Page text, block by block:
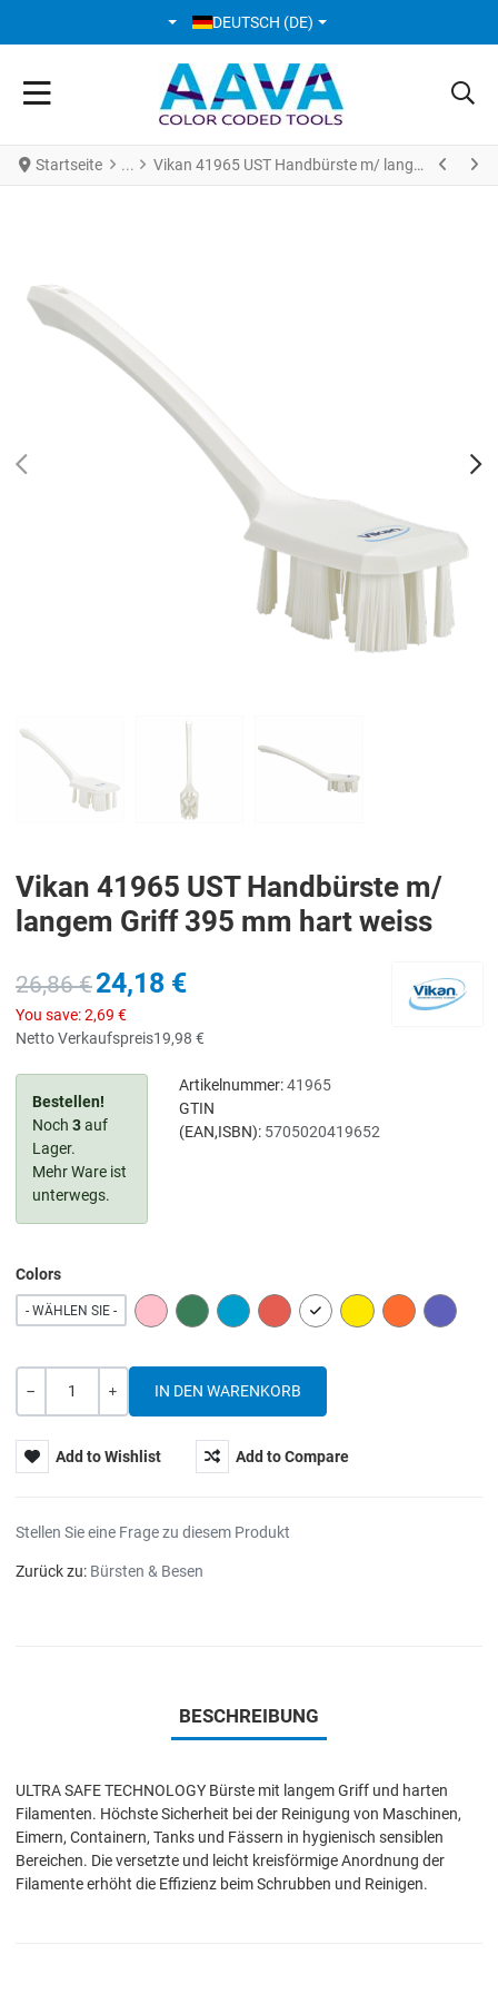
SPRACHE AUSWÄHLEN
DEUTSCH (DE)
Startseite Vikan 41965 UST Handbürste m/ langem Griff 395 mm hart weiss
Vikan 41965 UST Handbürste m/
langem Griff 395 mm hart weiss
26,86 €24,18 €
You save:2,69 €
Netto Verkaufspreis19,98 €
Bestellen!
Noch 3auf
Lager.
Mehr Ware ist
unterwegs.
Artikelnummer: 41965
GTIN
(EAN,ISBN): 5705020419652
Colors
- WÄHLEN SIE - PINK GREEN BLUE RED WHITE YELLOW ORANGE PURPLE
Add to Wishlist Add to Compare
Stellen Sie eine Frage zu diesem Produkt
Zurück zu: Bürsten & Besen
BESCHREIBUNG
ULTRA SAFE TECHNOLOGY Bürste mit langem Griff und harten
Filamenten. Höchste Sicherheit bei der Reinigung von Maschinen,
Eimern, Containern, Tanks und Fässern in hygienisch sensiblen
Bereichen. Die versetzte und leicht kreisförmige Anordnung der
Filamente erhöht die Effizienz beim Schrubben und Reinigen.